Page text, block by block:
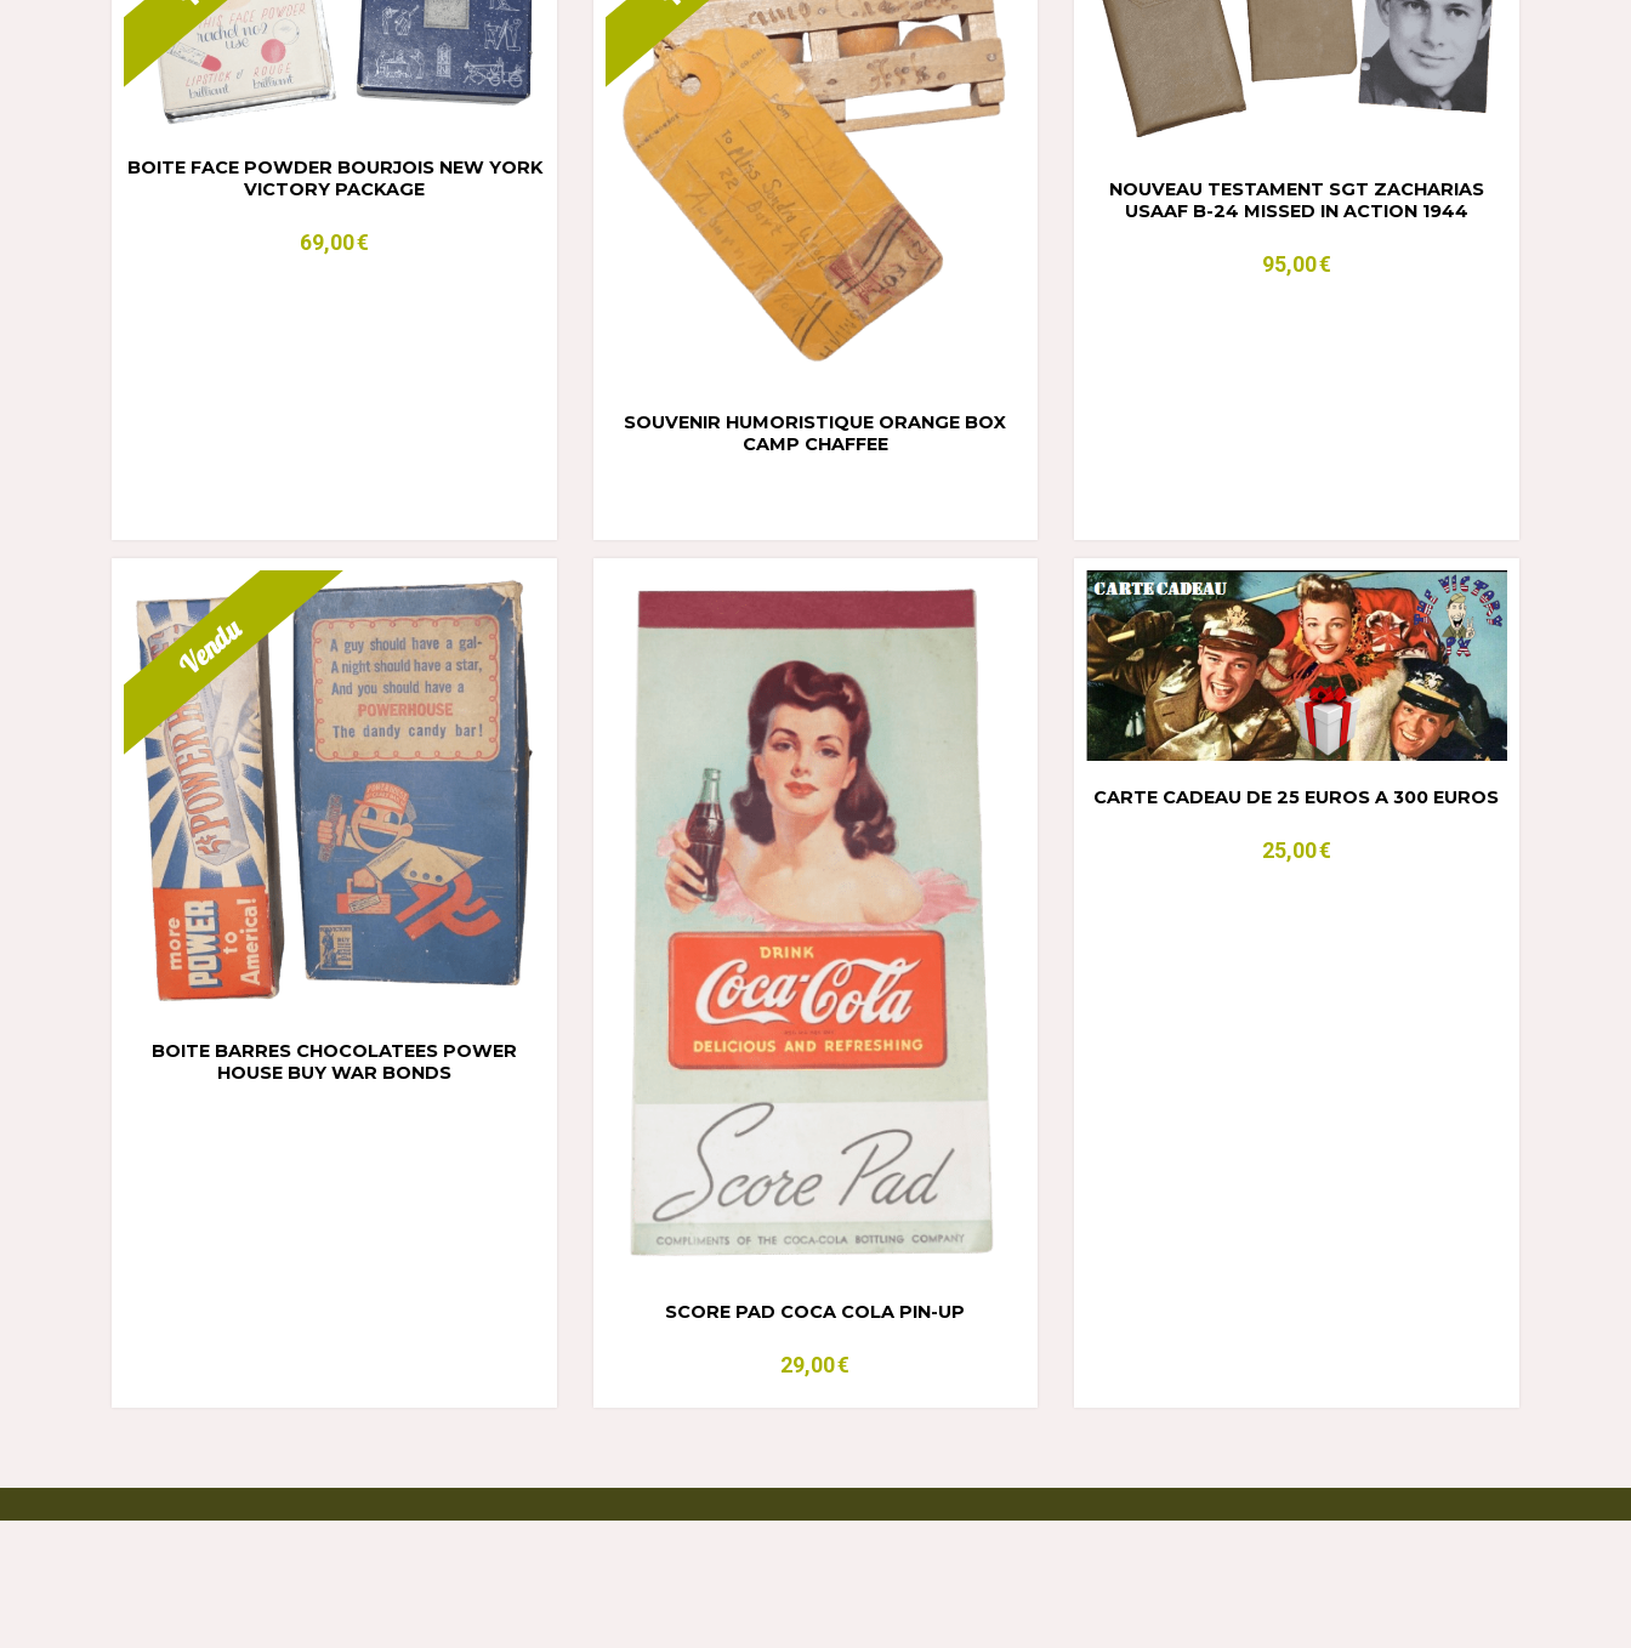
BOITE FACE POWDER BOURJOIS NEW YORK
VICTORY PACKAGE
69,00€
SOUVENIR HUMORISTIQUE ORANGE BOX
CAMP CHAFFEE
NOUVEAU TESTAMENT SGT ZACHARIAS
USAAF B-24 MISSED IN ACTION 1944
95,00€
Vendu
BOITE BARRES CHOCOLATEES POWER
HOUSE BUY WAR BONDS
SCORE PAD COCA COLA PIN-UP
29,00€
CARTE CADEAU DE 25 EUROS A 300 EUROS
25,00€